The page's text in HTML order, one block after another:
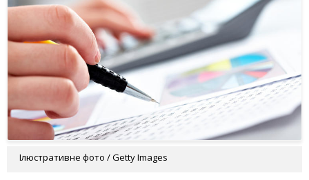
Ілюстративне фото / Getty Images